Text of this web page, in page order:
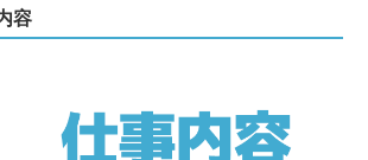
容